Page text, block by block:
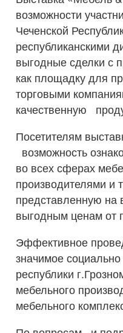
возможности
Чеченской
республиканскими
выгодные сделки с
как площадку для
торговыми
качественную
Посетителям
возможность
во всех сферах
производителями и
представленную
выгодным ценам от
Эффективное
значимое
республики
мебельного
мебельного